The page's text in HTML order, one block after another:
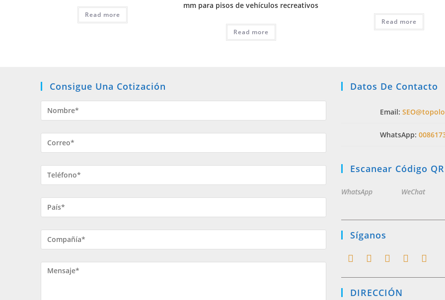
Read more
mm para pisos de vehículos recreativos
Read more
Read more
Consigue Una Cotización Datos De Contacto
Email:
WhatsApp:
Escanear Código QR
WhatsApp WeChat
Síganos
a
a
a
DIRECCIÓN